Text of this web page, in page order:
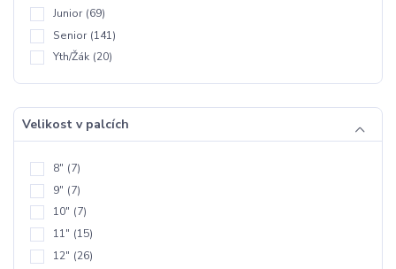
Junior (69)
Senior (141)
Yth/Žák (20)
Velikost v palcích
8" (7)
9" (7)
10" (7)
11" (15)
12" (26)